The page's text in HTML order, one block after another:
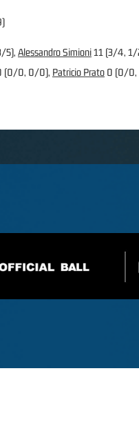
5), Alessandro Simioni11 (3/4,
(0/0, 0/0), Patricio Prato 0 (0/